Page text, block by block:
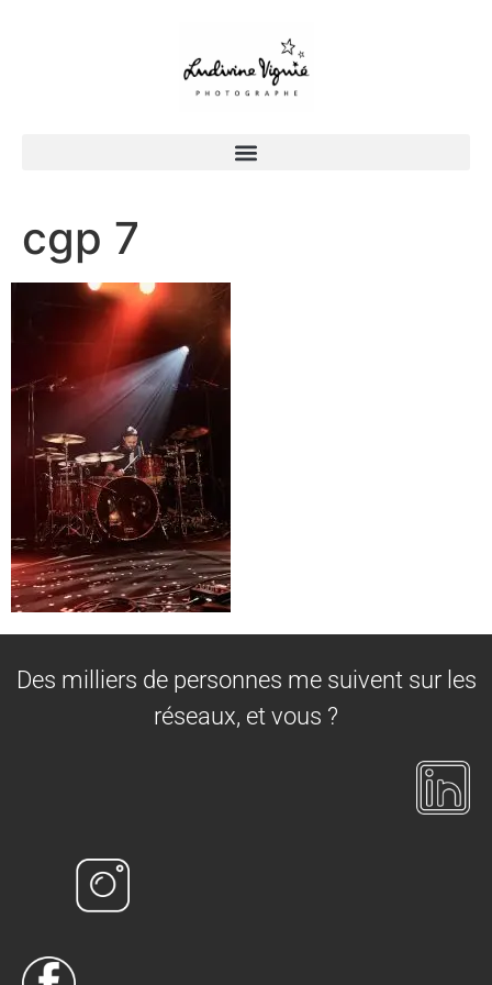
cgp 7
Des milliers de personnes me suivent sur les
réseaux, et vous ?